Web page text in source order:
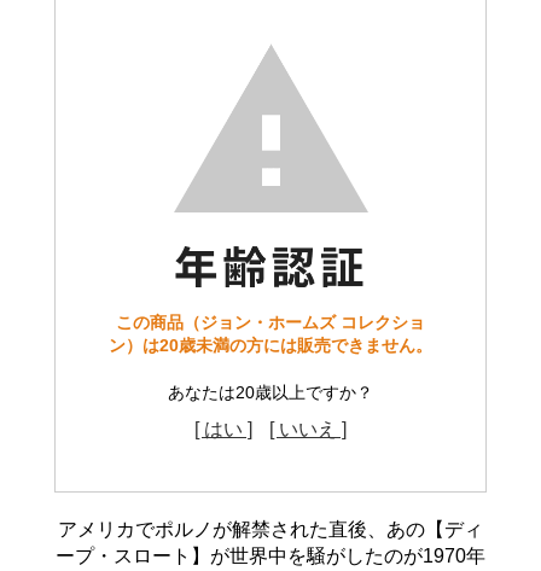
この商品（ジョン・ホームズ コレクショ
ン）は20歳未満の方には販売できません。
あなたは20歳以上ですか？
[ はい ] [ いいえ ]
アメリカでポルノが解禁された直後、あの【ディ
ープ・スロート】が世界中を騒がしたのが1970年